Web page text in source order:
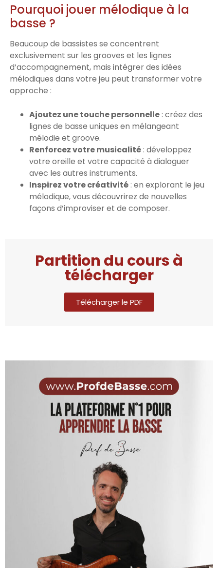
Pourquoi jouer mélodique à la
basse ?
Beaucoup de bassistes se concentrent
exclusivement sur les grooves et les lignes
d’accompagnement, mais intégrer des idées
mélodiques dans votre jeu peut transformer votre
approche :
Ajoutez une touche personnelle: créez des
lignes de basse uniques en mélangeant
mélodie et groove.
Renforcez votre musicalité: développez
votre oreille et votre capacité à dialoguer
avec les autres instruments.
Inspirez votre créativité: en explorant le jeu
mélodique, vous découvrirez de nouvelles
façons d’improviser et de composer.
Partition du cours à
télécharger
Télécharger le PDF